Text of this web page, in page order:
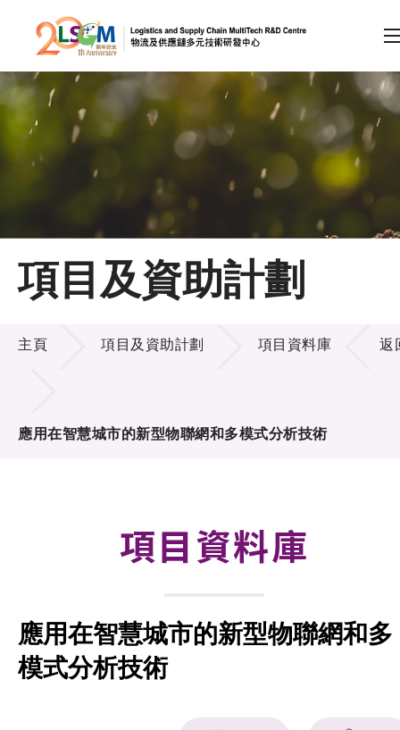
跳到內容（按回車鍵）
會員登入
A A EN 繁 简
主頁
關於LSCM
技術商品化
合作計劃
徵求研發項目計劃書
項目夥伴
項目及資助計劃
項目及資助計劃
主頁 項目及資助計劃 項目資料庫
應用在智慧城市的新型物聯網和多模式分析技術
返
項目資料庫
應用在智慧城市的新型物聯網和多
模式分析技術